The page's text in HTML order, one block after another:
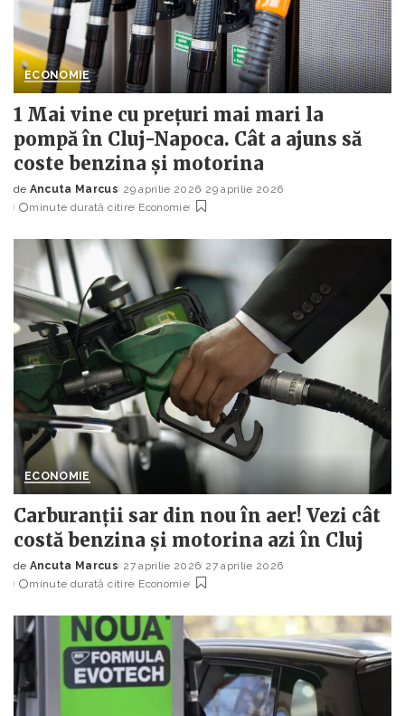
ECONOMIE
1 Mai vine cu prețuri mai mari la
pompă în Cluj-Napoca. Cât a ajuns să
coste benzina și motorina
Posted
by
de Ancuta Marcus 29 aprilie 2026 29 aprilie 2026
minute durată citire Economie
ECONOMIE
Carburanții sar din nou în aer! Vezi cât
costă benzina și motorina azi în Cluj
Posted
by
de Ancuta Marcus 27 aprilie 2026 27 aprilie 2026
minute durată citire Economie